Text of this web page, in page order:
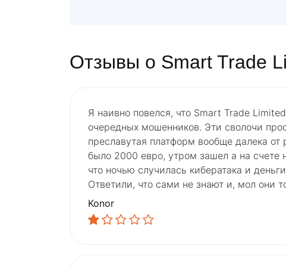
Отзывы о Smart Trade
Я наивно повелся, что Smart Trade
очередных мошенников. Эти сволочи
преславутая платформ вообще далека
было 2000 евро, утром зашел а на счете
что ночью случилась кибератака и
Ответили, что сами не знают и, мол они
Konor